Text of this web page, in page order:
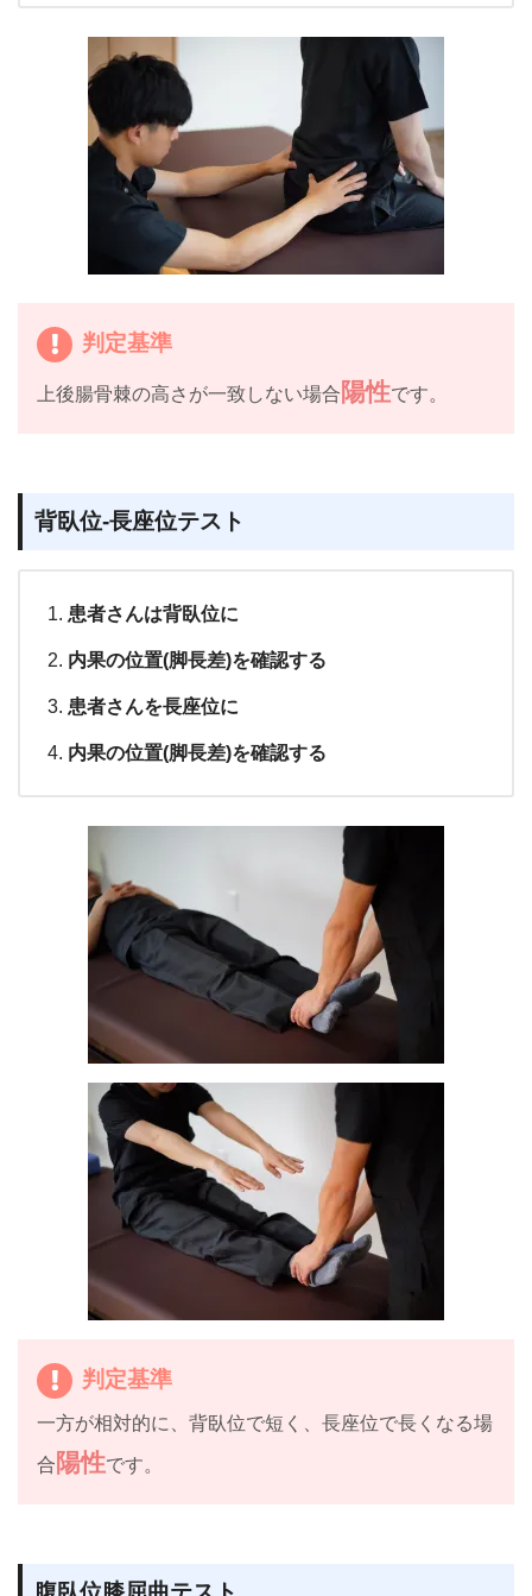
判定基準
上後腸骨棘の高さが一致しない場合 陽性です。
背臥位-長座位テスト
患者さんは背臥位に
内果の位置(脚長差)を確認する
患者さんを長座位に
内果の位置(脚長差)を確認する
判定基準
一方が相対的に、背臥位で短く、長座位で長くなる場
合 陽性です。